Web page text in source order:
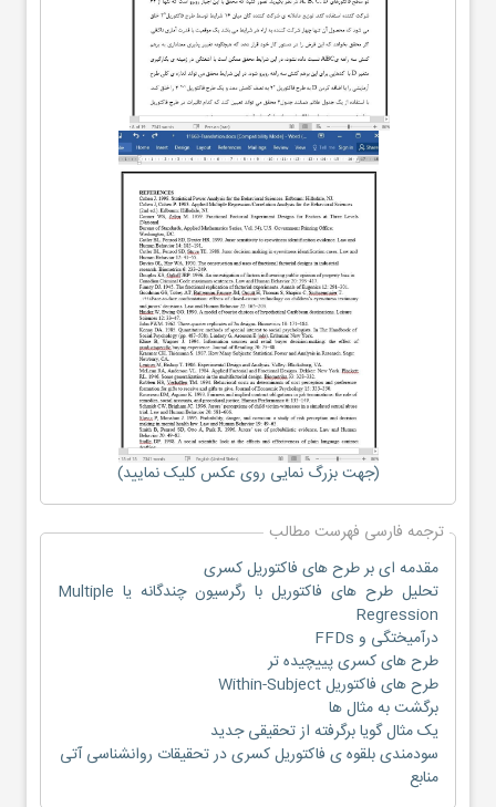
(جهت بزرگ نمایی روی عکس کلیک نمایید)
ترجمه فارسی فهرست مطالب
مقدمه ای بر طرح های فاکتوریل کسری
تحلیل طرح های فاکتوریل با رگرسیون چندگانه یا Multiple
Regression
درآمیختگی و FFDs
طرح های کسری پییچیده تر
طرح های فاکتوریل Within-Subject
برگشت به مثال ها
یک مثال گویا برگرفته از تحقیقی جدید
سودمندی بلقوه ی فاکتوریل کسری در تحقیقات روانشناسی آتی
منابع